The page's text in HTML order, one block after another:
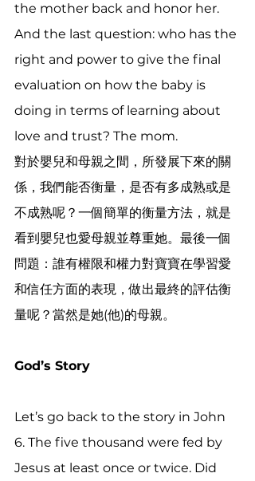
the mother back and honor her.
And the last question: who has the
right and power to give the final
evaluation on how the baby is
doing in terms of learning about
love and trust? The mom.
對於嬰兒和母親之間，所發展下來的關
係，我們能否衡量，是否有多成熟或是
不成熟呢？一個簡單的衡量方法，就是
看到嬰兒也愛母親並尊重她。最後一個
問題：誰有權限和權力對寶寶在學習愛
和信​​任方面的表現，做出最終的評估衡
量呢？當然是她(他)的母親。
God’s Story
Let’s go back to the story in John
6. The five thousand were fed by
Jesus at least once or twice. Did